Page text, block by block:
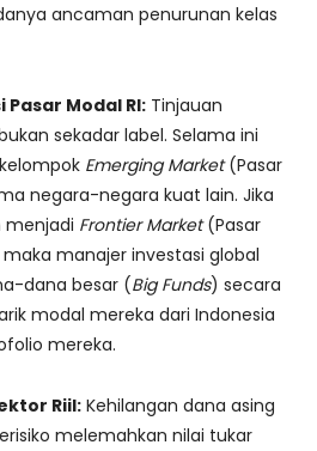
ancaman penurunan kelas
Modal RI: Tinjauan
sekadar label. Selama ini
Emerging Market(Pasar
negara-negara kuat lain. Jika
menjadi Frontier Market(Pasar
manajer investasi global
dana besar (Big Funds) secara
modal mereka dari Indonesia
mereka.
Riil: Kehilangan dana asing
melemahkan nilai tukar